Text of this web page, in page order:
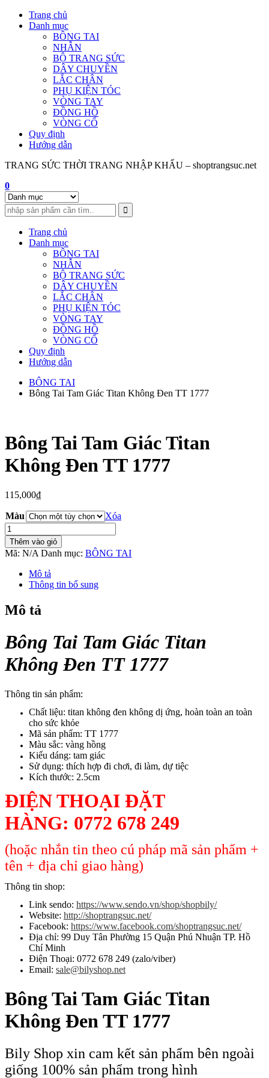
Skip
Trang chủ
Danh mục
BÔNG TAI
NHẪN
BỘ TRANG SỨC
DÂY CHUYỀN
LẮC CHÂN
PHỤ KIỆN TÓC
VÒNG TAY
ĐỒNG HỒ
VÒNG CỔ
Quy định
Hướng dẫn
TRANG SỨC THỜI TRANG NHẬP KHẨU – shoptrangsuc.net
0
Trang chủ
Danh mục
BÔNG TAI
NHẪN
BỘ TRANG SỨC
DÂY CHUYỀN
LẮC CHÂN
PHỤ KIỆN TÓC
VÒNG TAY
ĐỒNG HỒ
VÒNG CỔ
Quy định
Hướng dẫn
BÔNG TAI
Bông Tai Tam Giác Titan Không Đen TT 1777
Bông Tai Tam Giác Titan
Không Đen TT 1777
115,000₫
Màu
Xóa
Bông
Tai
Tam
Giác
Titan
Không
TT
1777
lượng
Thêm vào giỏ
Mã: N/A Danh mục: BÔNG TAI
Mô tả
Thông tin bổ sung
Mô tả
Bông Tai Tam Giác Titan
Không Đen TT 1777
Thông tin sản phẩm:
Chất liệu: titan không đen không dị ứng, hoàn toàn an toàn
cho sức khỏe
Mã sản phẩm: TT 1777
Màu sắc: vàng hồng
Kiểu dáng: tam giác
Sử dụng: thích hợp đi chơi, đi làm, dự tiệc
Kích thước: 2.5cm
ĐIỆN THOẠI ĐẶT
HÀNG: 0772 678 249
(hoặc nhắn tin theo cú pháp mã sản phẩm +
tên + địa chỉ giao hàng)
Thông tin shop:
Link sendo: https://www.sendo.vn/shop/shopbily/
Website: http://shoptrangsuc.net/
Facebook: https://www.facebook.com/shoptrangsuc.net/
Địa chỉ: 99 Duy Tân Phường 15 Quận Phú Nhuận TP. Hồ
Chí Minh
Điện Thoại: 0772 678 249 (zalo/viber)
Email: sale@bilyshop.net
Bông Tai Tam Giác Titan
Không Đen TT 1777
Bily Shop xin cam kết sản phẩm bên ngoài
giống 100% sản phẩm trong hình